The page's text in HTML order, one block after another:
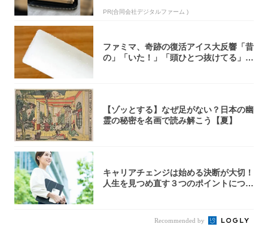
PR(合同会社デジタルファーム )
ファミマ、奇跡の復活アイス大反響「昔
の」「いた！」「頭ひとつ抜けてる」
【ゾッとする】なぜ足がない？日本の幽
霊の秘密を名画で読み解こう【夏】
キャリアチェンジは始める決断が大切！
人生を見つめ直す３つのポイントについ
Recommended by